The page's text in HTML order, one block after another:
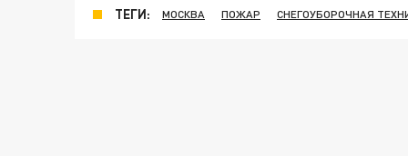
ТЕГИ: МОСКВА ПОЖАР СНЕГОУБОРОЧНАЯ